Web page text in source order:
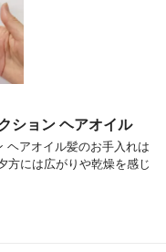
ション ヘアオイル
ヘアオイル髪のお手入れは
方には広がりや乾燥を感じ